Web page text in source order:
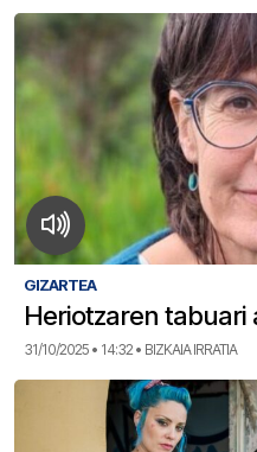
GIZARTEA
Heriotzaren tabuari
31/10/2025 • 14:32 • BIZKAIA IRRATIA